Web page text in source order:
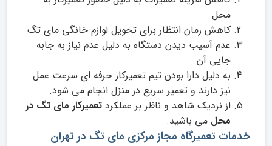
محل
کاهش زمان انتظار برای تحویل لوازم خانگی مای تگ
عدم آسیب دیدن دستگاه به دلیل عدم نیاز به جابه
جایی آن
به دلیل دارا بودن تیم تعمیرکار حرفه ای سرعت عمل
نیز دارند و تعمیر سریع در منزل انجام می شود.
از نزدیک شاهد و ناظر بر عملکرد تعمیرکار مای تگ در
محل می باشید.
خدمات تعمیرگاه مجاز مرکزی مای تگ در تهران